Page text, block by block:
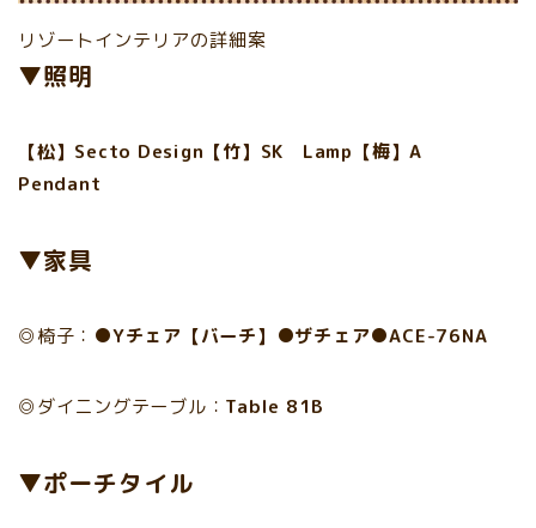
リゾートインテリアの詳細案
▼照明
【松】Secto Design【竹】SK Lamp【梅】A
Pendant
▼家具
◎椅子：●Yチェア【バーチ】 ●ザチェア●ACE-76NA
◎ダイニングテーブル： Table 81B
▼ポーチタイル